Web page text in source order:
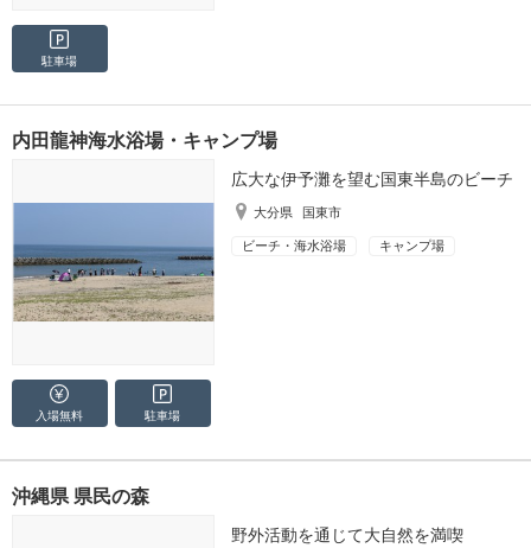
駐車場
内田龍神海水浴場・キャンプ場
広大な伊予灘を望む国東半島のビーチ
大分県 国東市
ビーチ・海水浴場 キャンプ場
入場無料 駐車場
沖縄県 県民の森
野外活動を通じて大自然を満喫